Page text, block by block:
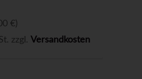
€)
zzgl. Versandkosten